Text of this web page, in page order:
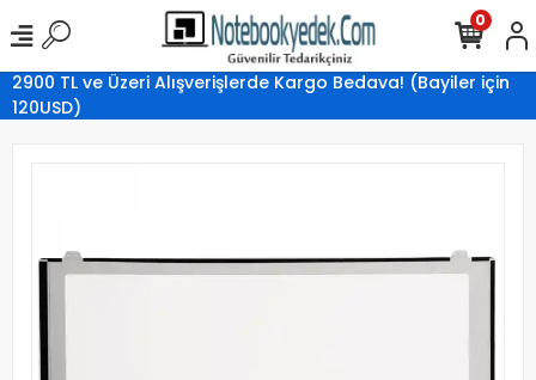
2900 TL ve Üzeri Alışverişlerde Kargo Bedava! (Bayiler için
120USD)
0